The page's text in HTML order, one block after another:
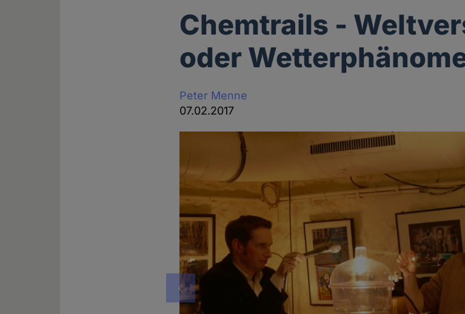
Chemtrails -
oder
Peter Menne
07.02.2017
Vorheriges